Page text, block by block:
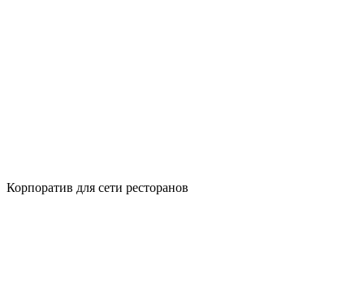
Корпоратив для сети ресторанов